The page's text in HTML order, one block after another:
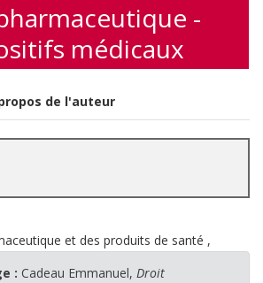
-
médicaux
de l'auteur
et des produits de santé ,
: Cadeau Emmanuel, Droit